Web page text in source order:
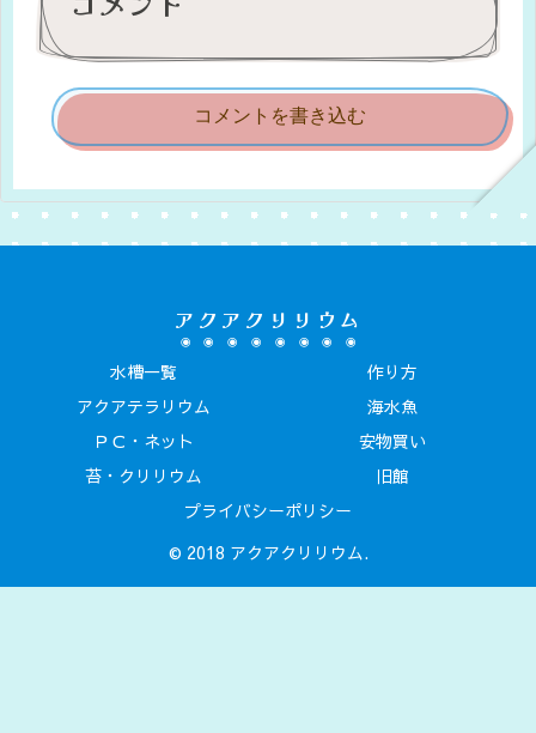
コメントを書き込む
アクアクリリウム
水槽一覧
作り方
アクアテラリウム
海水魚
ＰＣ・ネット
安物買い
苔・クリリウム
旧館
プライバシーポリシー
© 2018 アクアクリリウム.